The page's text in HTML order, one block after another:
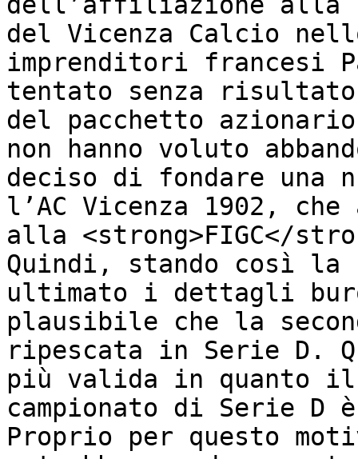
del Vicenza Calcio
imprenditori francesi
tentato senza
del pacchetto
non hanno voluto
deciso di fondare una
l’AC Vicenza 1902,
alla <strong>FIGC</
Quindi, stando così la
ultimato i dettagli
plausibile che la
ripescata in Serie D.
più valida in quanto il
campionato di Serie D
Proprio per questo